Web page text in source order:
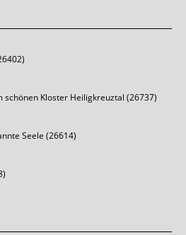
schönen Kloster Heiligkreuztal (26737)
Seele (26614)